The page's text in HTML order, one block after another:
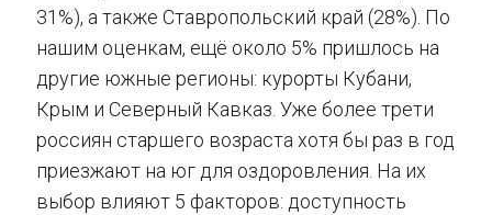
31%), а также Ставропольский край (28%). По
нашим оценкам, ещё около 5% пришлось на
другие южные регионы: курорты Кубани,
Крым и Северный Кавказ. Уже более трети
россиян старшего возраста хотя бы раз в год
приезжают на юг для оздоровления. На их
выбор влияют 5 факторов: доступность